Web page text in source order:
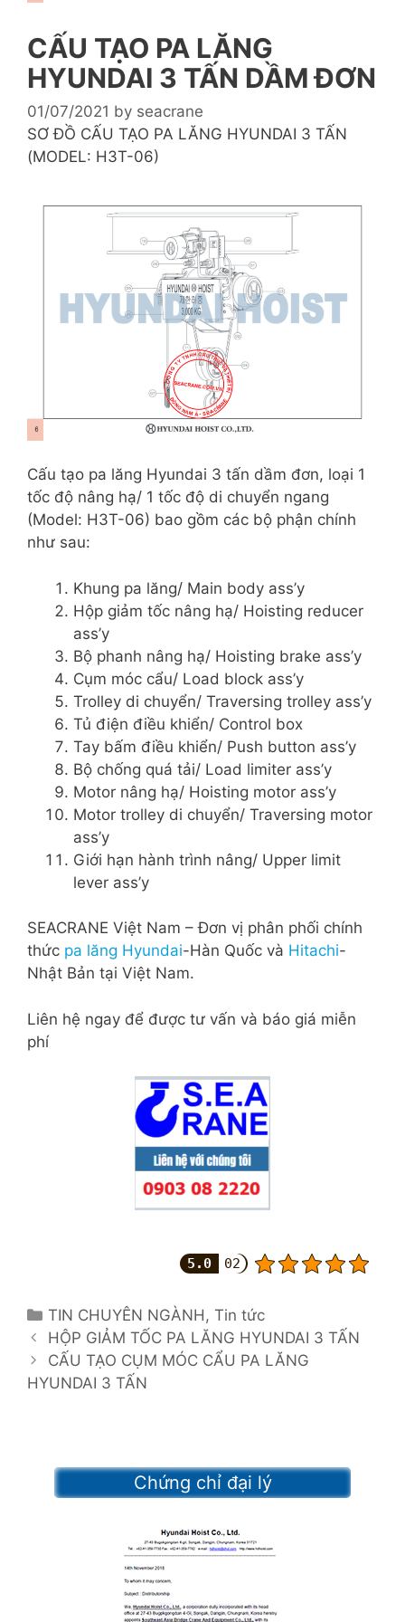
CẤU TẠO PA LĂNG
HYUNDAI 3 TẤN DẦM ĐƠN
01/07/2021 by seacrane
SƠ ĐỒ CẤU TẠO PA LĂNG HYUNDAI 3 TẤN
(MODEL: H3T-06)
Cấu tạo pa lăng Hyundai 3 tấn dầm đơn, loại 1
tốc độ nâng hạ/ 1 tốc độ di chuyển ngang
(Model: H3T-06) bao gồm các bộ phận chính
như sau:
Khung pa lăng/ Main body ass’y
Hộp giảm tốc nâng hạ/ Hoisting reducer
ass’y
Bộ phanh nâng hạ/ Hoisting brake ass’y
Cụm móc cẩu/ Load block ass’y
Trolley di chuyển/ Traversing trolley ass’y
Tủ điện điều khiển/ Control box
Tay bấm điều khiển/ Push button ass’y
Bộ chống quá tải/ Load limiter ass’y
Motor nâng hạ/ Hoisting motor ass’y
Motor trolley di chuyển/ Traversing motor
ass’y
Giới hạn hành trình nâng/ Upper limit
lever ass’y
SEACRANE Việt Nam – Đơn vị phân phối chính
thức pa lăng Hyundai-Hàn Quốc và Hitachi-
Nhật Bản tại Việt Nam.
Liên hệ ngay để được tư vấn và báo giá miễn
phí
5.0 02
C
a
t
e
e
TIN CHUYÊN NGÀNH ,Tin tức
P
o
s
HỘP GIẢM TỐC PA LĂNG HYUNDAI 3 TẤN
CẤU TẠO CỤM MÓC CẨU PA LĂNG
HYUNDAI 3 TẤN
Chứng chỉ đại lý